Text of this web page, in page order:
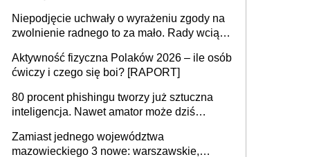
Niepodjęcie uchwały o wyrażeniu zgody na
zwolnienie radnego to za mało. Rady wciąż
rozstrzygać sprawy
Aktywność fizyczna Polaków 2026 – ile osób
ćwiczy i czego się boi? [RAPORT]
80 procent phishingu tworzy już sztuczna
inteligencja. Nawet amator może dziś
Zamiast jednego województwa
mazowieckiego 3 nowe: warszawskie,